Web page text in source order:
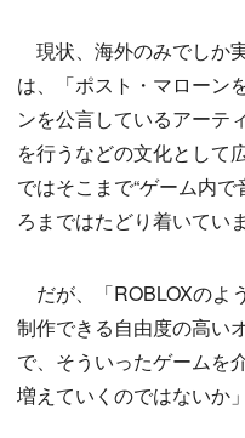
現状、海外のみでしか
は、「ポスト・マローン
ンを公言しているアーテ
を行うなどの文化として
ではそこまで“ゲーム内
ろまではたどり着いてい
だが、「ROBLOXのよ
制作できる自由度の高い
で、そういったゲームを
増えていくのではないか